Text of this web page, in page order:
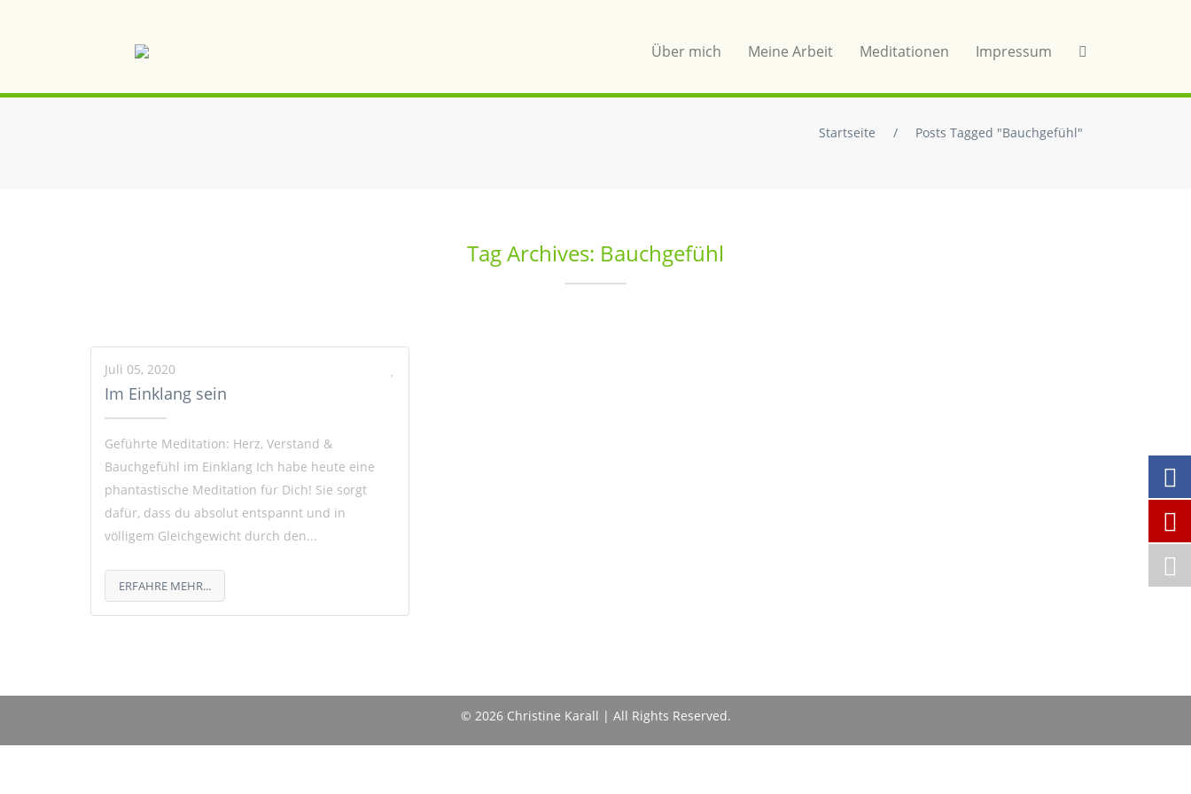
Über mich Meine Arbeit Meditationen Impressum
Startseite / Posts Tagged "Bauchgefühl"
Tag Archives: Bauchgefühl
Juli 05, 2020
Im Einklang sein
Geführte Meditation: Herz, Verstand &
Bauchgefühl im Einklang Ich habe heute eine
phantastische Meditation für Dich! Sie sorgt
dafür, dass du absolut entspannt und in
völligem Gleichgewicht durch den...
ERFAHRE MEHR...
© 2026 Christine Karall | All Rights Reserved.